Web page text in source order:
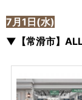
7月1日(水)
▼【常滑市】